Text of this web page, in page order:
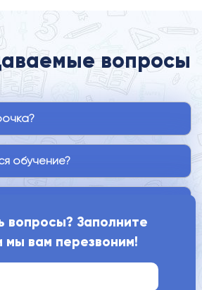
вопросы
обучение?
вопросы? Заполните
мы вам перезвоним!